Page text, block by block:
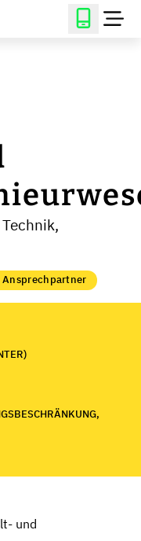
Ansprechpartner
und